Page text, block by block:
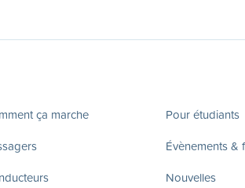
ça marche
Pour étudiants
Évènements &
Nouvelles